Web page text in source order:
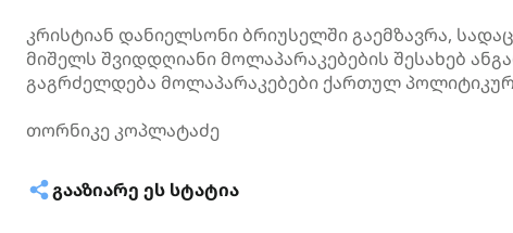
კრისტიან დანიელსონი ბრიუსელში გაემზავრა,
მიშელს შვიდდღიანი მოლაპარაკებების შესახებ
გაგრძელდება მოლაპარაკებები ქართულ
თორნიკე კოპლატაძე
ᲒᲐᲐᲖᲘᲐᲠᲔ ᲔᲡ ᲡᲢᲐᲢᲘᲐ